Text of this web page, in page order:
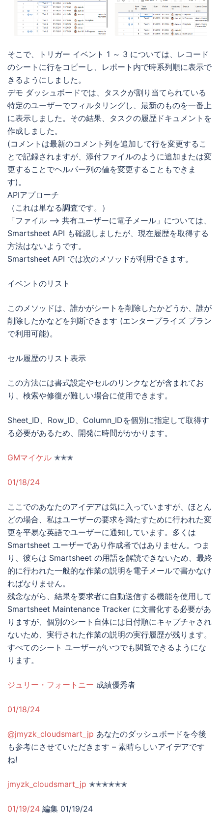
そこで、トリガー イベント 1 ～ 3 については、レコード
のシートに行をコピーし、レポート内で時系列順に表示で
きるようにしました。
デモ ダッシュボードでは、タスクが割り当てられている
特定のユーザーでフィルタリングし、最新のものを一番上
に表示しました。その結果、タスクの履歴ドキュメントを
作成しました。
(コメントは最新のコメント列を追加して行を変更するこ
とで記録されますが、添付ファイルのように追加または変
更することでヘルパー列の値を変更することもできま
す)。
APIアプローチ
（これは単なる調査です。）
「ファイル –> 共有ユーザーに電子メール」については、
Smartsheet API も確認しましたが、現在履歴を取得する
方法はないようです。
Smartsheet API では次のメソッドが利用できます。
イベントのリスト
このメソッドは、誰かがシートを削除したかどうか、誰が
削除したかなどを判断できます (エンタープライズ プラン
で利用可能)。
セル履歴のリスト表示
この方法には書式設定やセルのリンクなどが含まれてお
り、検索や修復が難しい場合に使用できます。
Sheet_ID、Row_ID、Column_IDを個別に指定して取得す
る必要があるため、開発に時間がかかります。
GMマイケル ✭✭✭
01/18/24
ここでのあなたのアイデアは気に入っていますが、ほとん
どの場合、私はユーザーの要求を満たすために行われた変
更を平易な英語でユーザーに通知しています。多くは
Smartsheet ユーザーであり作成者ではありません。つま
り、彼らは Smartsheet の用語を解読できないため、最終
的に行われた一般的な作業の説明を電子メールで書かなけ
ればなりません。
残念ながら、結果を要求者に自動送信する機能を使用して
Smartsheet Maintenance Tracker に文書化する必要があ
りますが、個別のシート自体には日付順にキャプチャされ
ないため、実行された作業の説明の実行履歴が残ります。
すべてのシート ユーザーがいつでも閲覧できるようにな
ります。
ジュリー・フォートニー 成績優秀者
01/18/24
@jmyzk_cloudsmart_jp あなたのダッシュボードを今後
も参考にさせていただきます – 素晴らしいアイデアです
ね!
jmyzk_cloudsmart_jp ✭✭✭✭✭✭
01/19/24 編集 01/19/24